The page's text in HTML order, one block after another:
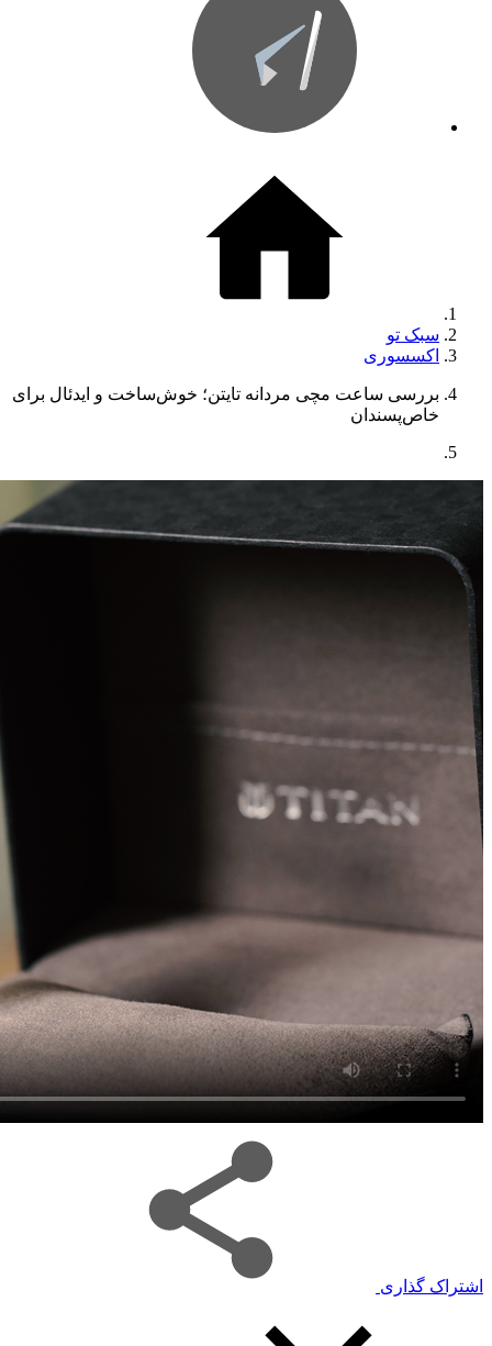
سبک تو
اکسسوری
بررسی ساعت مچی مردانه تایتن؛ خوش‌ساخت و ایدئال برای
خاص‌پسندان
اشتراک گذاری